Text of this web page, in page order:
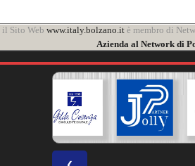
il Sito Web www.italy.bolzano.itè membro di
Azienda al Network di